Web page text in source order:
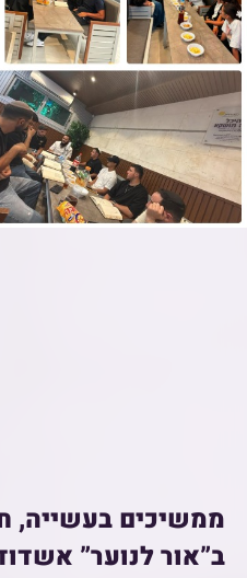
ממשיכים בעשייה,
ב”אור לנוער”